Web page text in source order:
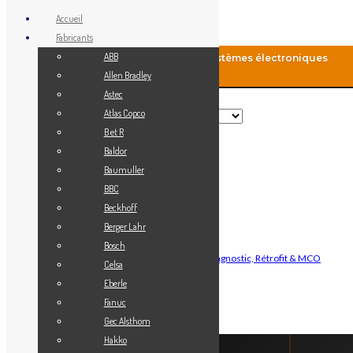
MCO-Automation: Fourniture de systèmes électroniques
industriels
Rechercher
Vendez votre matériel
Maintenance Automatisme Industriel — Diagnostic, Rétrofit & MCO
Accueil
Fabricants
ABB
Allen Bradley
Astec
Atlas Copco
B et R
Baldor
Baumuller
BBC
Beckhoff
Berger Lahr
Bosch
Celsa
Eberle
Fanuc
Gec Alsthom
Hakko